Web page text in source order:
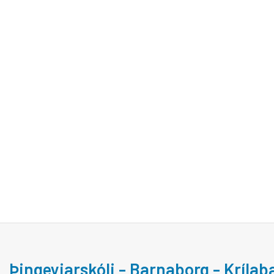
Þingeyjarskóli - Barnaborg -